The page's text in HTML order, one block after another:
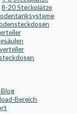
8-20 Steckplätze
Bereich